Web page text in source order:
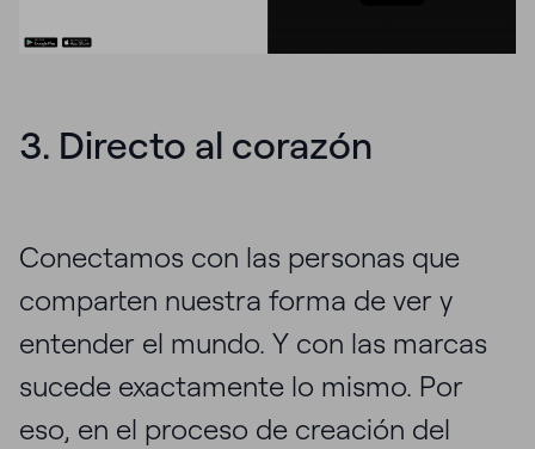
3. Directo al corazón
Conectamos con las personas que
comparten nuestra forma de ver y
entender el mundo. Y con las marcas
sucede exactamente lo mismo. Por
eso, en el proceso de creación del